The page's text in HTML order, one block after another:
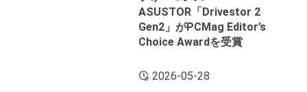
ASUSTOR「Drivestor 2
Gen2」がPCMag Editor’s
Choice Awardを受賞
2026-05-28